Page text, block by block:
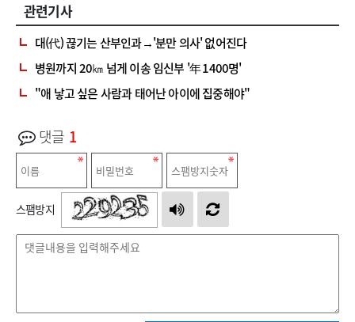
관련기사
대(代) 끊기는 산부인과→'분만 의사' 없어진다
병원까지 20㎞ 넘게 이송 임신부 '年 1400명'
"애 낳고 싶은 사람과 태어난 아이에 집중해야"
댓글 1
스팸방지